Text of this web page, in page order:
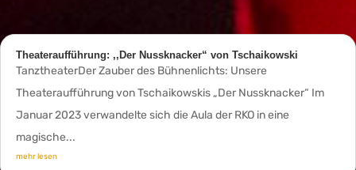
Theateraufführung: ,,Der Nussknacker“ von Tschaikowski
TanztheaterDer Zauber des Bühnenlichts: Unsere
Theateraufführung von Tschaikowskis „Der Nussknacker“ Im
Januar 2023 verwandelte sich die Aula der RKO in eine
magische...
mehr lesen